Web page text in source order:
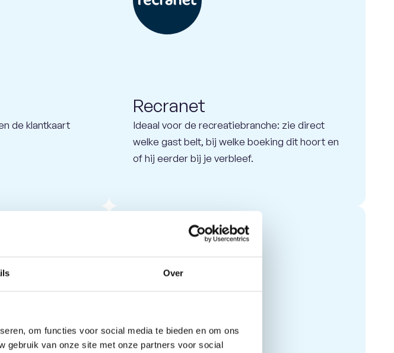
Over
om functies voor social media te bieden en om ons
gebruik van onze site met onze partners voor social
de klantkaart
Recranet
Ideaal voor de recreatiebranche: zie direct
welke gast belt, bij welke boeking dit hoort en
of hij eerder bij je verbleef.